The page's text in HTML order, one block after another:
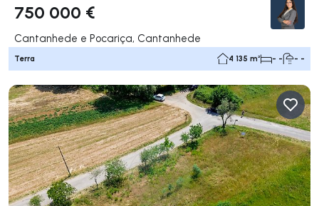
750 000 €
Cantanhede e Pocariça, Cantanhede
Terra 4 135 m² - - - -